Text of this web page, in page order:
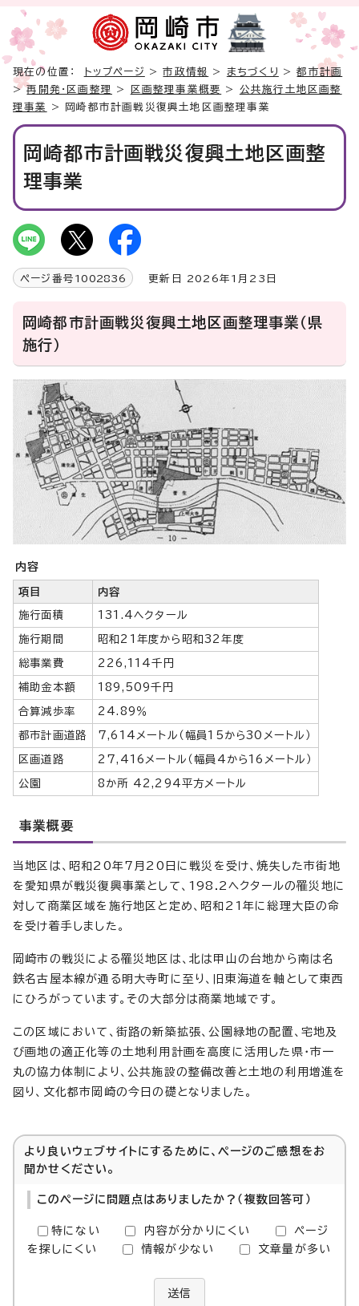
現在の位置： トップページ >市政情報 > まちづくり >都市計画
>再開発・区画整理 > 区画整理事業概要 > 公共施行土地区画整
理事業
> 岡崎都市計画戦災復興土地区画整理事業
岡崎都市計画戦災復興土地区画整
理事業
ページ番号 1002836 更新日 2026年1月23日
岡崎都市計画戦災復興土地区画整理事業（県
施行）
内容
項目 内容
施行面積 131.4ヘクタール
施行期間 昭和21年度から昭和32年度
総事業費 226,114千円
補助金本額 189,509千円
合算減歩率 24.89％
都市計画道路 7,614メートル（幅員15から30メートル）
区画道路 27,416メートル（幅員4から16メートル）
公園 8か所 42,294平方メートル
事業概要
当地区は、昭和20年7月20日に戦災を受け、焼失した市街地
を愛知県が戦災復興事業として、198.2ヘクタールの罹災地に
対して商業区域を施行地区と定め、昭和21年に総理大臣の命
を受け着手しました。
岡崎市の戦災による罹災地区は、北は甲山の台地から南は名
鉄名古屋本線が通る明大寺町に至り、旧東海道を軸として東西
にひろがっています。その大部分は商業地域です。
この区域において、街路の新築拡張、公園緑地の配置、宅地及
び画地の適正化等の土地利用計画を高度に活用した県・市一
丸の協力体制により、公共施設の整備改善と土地の利用増進を
図り、文化都市岡崎の今日の礎となりました。
より良いウェブサイトにするために、ページのご感想をお
聞かせください。
このページに問題点はありましたか？（複数回答可）
特にない 内容が分かりにくい
ページ
を探しにくい
情報が少ない 文章量が多い
送信